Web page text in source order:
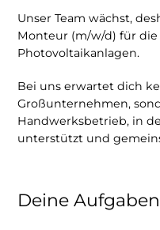
Termin vereinbaren
Unser Team wächst,
Monteur (m/w/d) für die
Photovoltaikanlagen.
Bei uns erwartet dich
Großunternehmen,
Handwerksbetrieb, in
unterstützt und
Deine Aufgaben